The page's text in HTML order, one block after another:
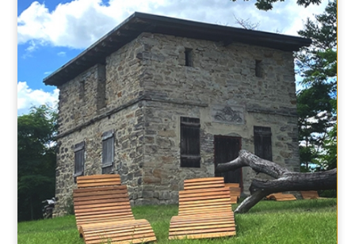
WELLNESS